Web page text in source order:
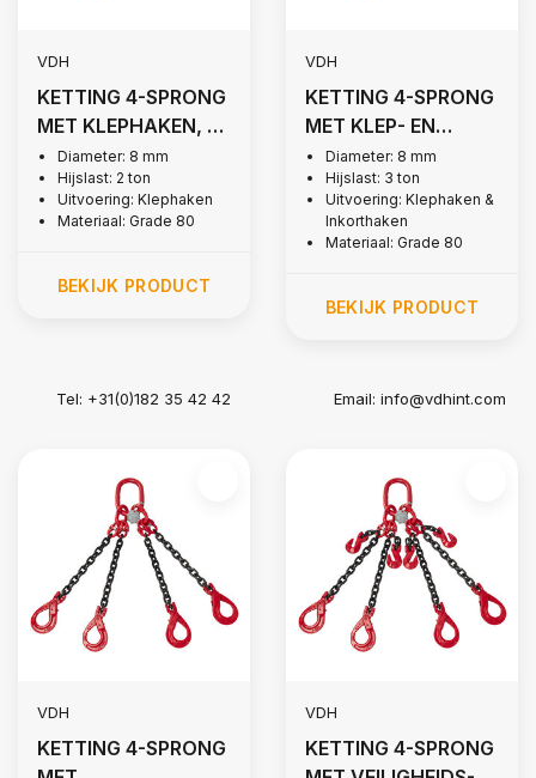
VDH
KETTING 4-SPRONG
MET KLEPHAKEN, Ø
8 MM
Diameter: 8 mm
Hijslast: 2 ton
Uitvoering: Klephaken
Materiaal: Grade 80
BEKIJK PRODUCT
VDH
KETTING 4-SPRONG
MET KLEP- EN
INKORTHAKEN, Ø 8
MM
Diameter: 8 mm
Hijslast: 3 ton
Uitvoering: Klephaken &
Inkorthaken
Materiaal: Grade 80
BEKIJK PRODUCT
Tel: +31(0)182 35 42 42 Email:info@vdhint.com
VDH
KETTING 4-SPRONG
VDH
KETTING 4-SPRONG